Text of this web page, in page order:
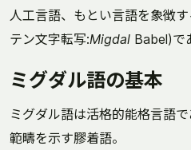
人工言語、もとい言語を象徴
テン文字転写:Migdal Babel)で
ミグダル語の基本
ミグダル語は活格的能格言語
範疇を示す膠着語。